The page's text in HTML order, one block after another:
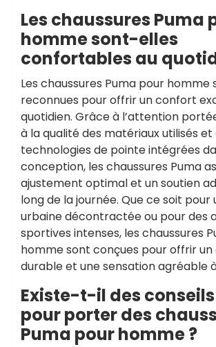
Les chaussures Puma
homme sont-elles
confortables au
Les chaussures Puma pour homme
reconnues pour offrir un confort
quotidien. Grâce à l’attention
à la qualité des matériaux utilisés et
technologies de pointe intégrées
conception, les chaussures Puma
ajustement optimal et un soutien
long de la journée. Que ce soit pour
urbaine décontractée ou pour des
sportives intenses, les chaussures
homme sont conçues pour offrir
durable et une sensation agréable
Existe-t-il des
pour porter des
Puma pour homme ?